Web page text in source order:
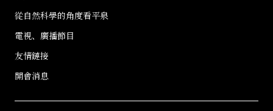
從自然科學的角度看平泉
電視、廣播節目
友情鏈接
開會消息